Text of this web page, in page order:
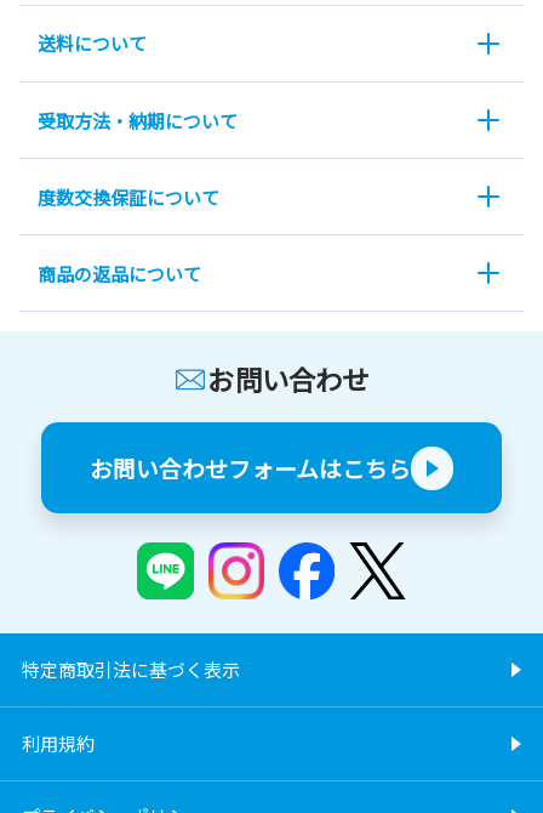
送料について
受取方法・納期について
度数交換保証について
商品の返品について
お問い合わせ
お問い合わせフォームはこちら
特定商取引法に基づく表示
利用規約